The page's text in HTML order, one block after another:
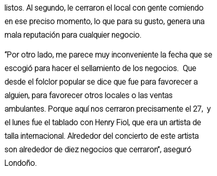
listos. Al segundo, le cerraron el local con gente comiendo
en ese preciso momento, lo que para su gusto, genera una
mala reputación para cualquier negocio.
“Por otro lado, me parece muy inconveniente la fecha que se
escogió para hacer el sellamiento de los negocios. Que
desde el folclor popular se dice que fue para favorecer a
alguien, para favorecer otros locales o las ventas
ambulantes. Porque aquí nos cerraron precisamente el 27, y
el lunes fue el tablado con Henry Fiol, que era un artista de
talla internacional. Alrededor del concierto de este artista
son alrededor de diez negocios que cerraron”, aseguró
Londoño.